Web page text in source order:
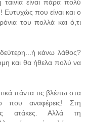
είναι πάρα πολύ
Ευτυχώς που είναι και ο
του πολλά και ό,τι
κάνω λάθος?
και θα ήθελα πολύ να
πάντα τις βλέπω στα
που αναφέρεις! Στη
ατάκες. Αλλά τη